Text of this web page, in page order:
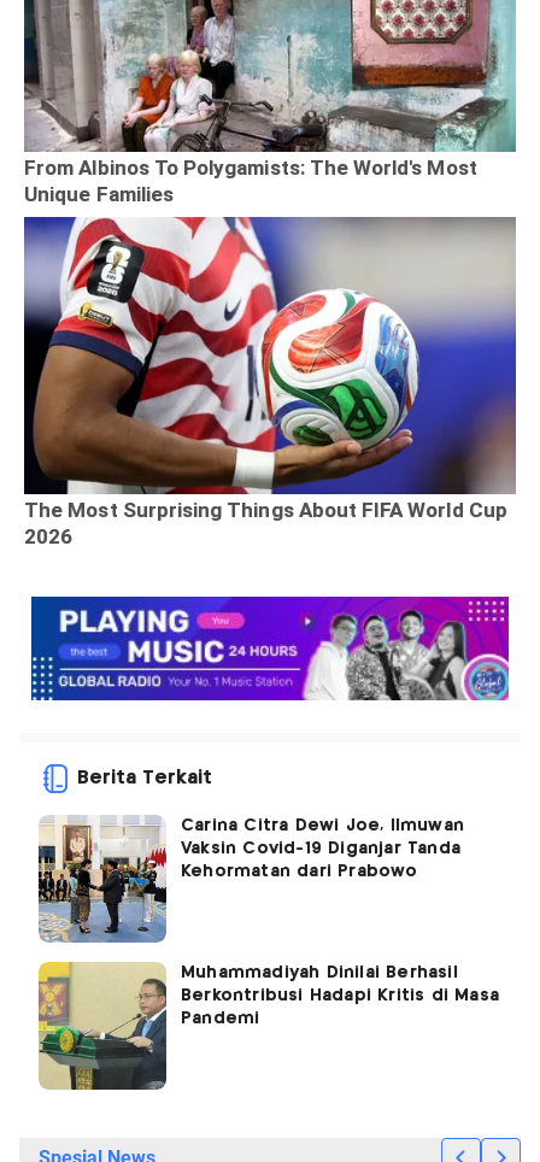
Berita Terkait
Carina Citra Dewi Joe, Ilmuwan
Vaksin Covid-19 Diganjar Tanda
Kehormatan dari Prabowo
Muhammadiyah Dinilai Berhasil
Berkontribusi Hadapi Kritis di Masa
Pandemi